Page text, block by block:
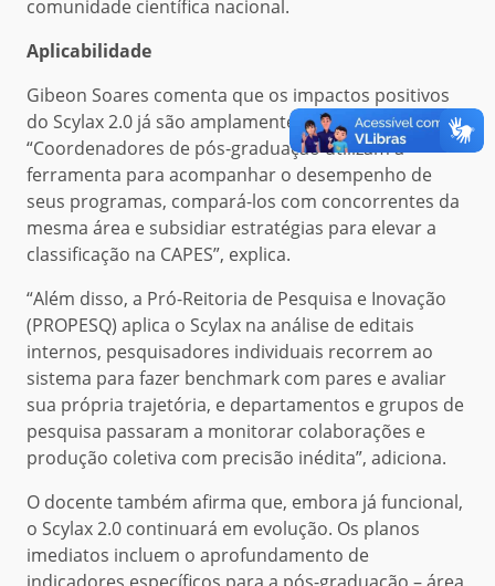
comunidade científica nacional.
Aplicabilidade
Gibeon Soares comenta que os impactos positivos
do Scylax 2.0 já são amplamente percebidos.
“Coordenadores de pós-graduação utilizam a
ferramenta para acompanhar o desempenho de
seus programas, compará-los com concorrentes da
mesma área e subsidiar estratégias para elevar a
classificação na CAPES”, explica.
“Além disso, a Pró-Reitoria de Pesquisa e Inovação
(PROPESQ) aplica o Scylax na análise de editais
internos, pesquisadores individuais recorrem ao
sistema para fazer benchmark com pares e avaliar
sua própria trajetória, e departamentos e grupos de
pesquisa passaram a monitorar colaborações e
produção coletiva com precisão inédita”, adiciona.
O docente também afirma que, embora já funcional,
o Scylax 2.0 continuará em evolução. Os planos
imediatos incluem o aprofundamento de